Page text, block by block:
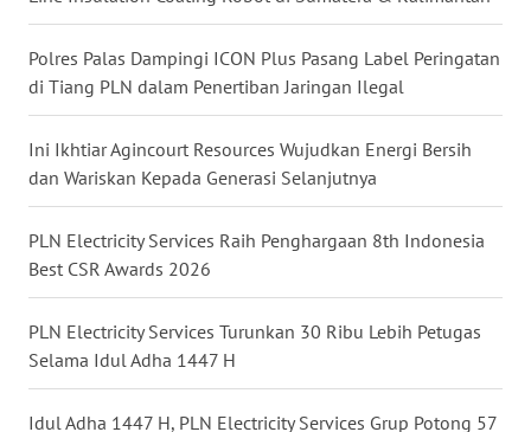
Polres Palas Dampingi ICON Plus Pasang Label Peringatan
di Tiang PLN dalam Penertiban Jaringan Ilegal
Ini Ikhtiar Agincourt Resources Wujudkan Energi Bersih
dan Wariskan Kepada Generasi Selanjutnya
PLN Electricity Services Raih Penghargaan 8th Indonesia
Best CSR Awards 2026
PLN Electricity Services Turunkan 30 Ribu Lebih Petugas
Selama Idul Adha 1447 H
Idul Adha 1447 H, PLN Electricity Services Grup Potong 57
WN
GORONTALO
WN
SULUT
WN
MALUKU
WN
MALUT
WN